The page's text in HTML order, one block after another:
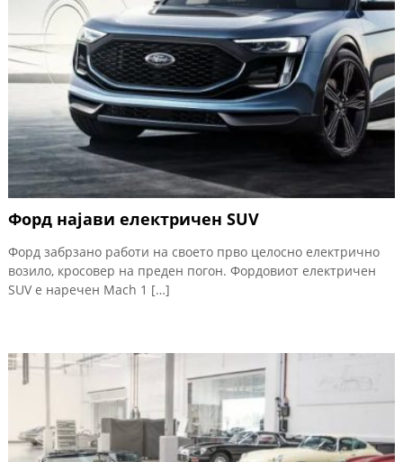
Форд најави електричен SUV
Форд забрзано работи на своето прво целосно електрично
возило, кросовер на преден погон. Фордовиот електричен
SUV е наречен Mach 1 […]